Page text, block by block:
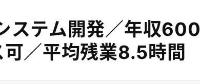
ステム開発／年収600
／平均残業8.5時間